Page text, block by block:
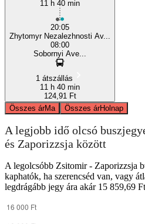
11 h 40 min
20:05
Zhytomyr Nezalezhnosti Av...
08:00
Sobornyi Ave...
1 átszállás
11 h 40 min
124,91 Ft
Összes árMa Összes árHolnap
A legjobb idő olcsó
és Zaporizzsja között
A legolcsóbb Zsitomir - Zaporizzsja
kaphatók, ha szerencséd van, vagy
legdrágább jegy ára akár 15 859,69